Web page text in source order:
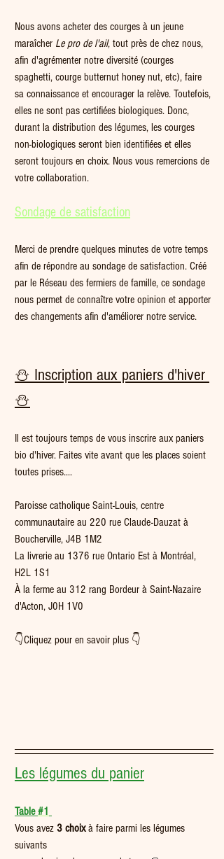
Nous avons acheter des courges à un jeune
maraîcher Le pro de l'ail, tout près de chez nous,
afin d'agrémenter notre diversité (courges
spaghetti, courge butternut honey nut, etc), faire
sa connaissance et encourager la relève. Toutefois,
elles ne sont pas certifiées biologiques. Donc,
durant la distribution des légumes, les courges
non-biologiques seront bien identifiées et elles
seront toujours en choix. Nous vous remercions de
votre collaboration.
Sondage de satisfaction
Merci de prendre quelques minutes de votre temps
afin de répondre au sondage de satisfaction. Créé
par le Réseau des fermiers de famille, ce sondage
nous permet de connaître votre opinion et apporter
des changements afin d'améliorer notre service.
⛄ Inscription aux paniers d'hiver
⛄
Il est toujours temps de vous inscrire aux paniers
bio d'hiver. Faites vite avant que les places soient
toutes prises....
Paroisse catholique Saint-Louis, centre
communautaire au 220 rue Claude-Dauzat à
Boucherville, J4B 1M2
La livrerie au 1376 rue Ontario Est à Montréal,
H2L 1S1
À la ferme au 312 rang Bordeur à Saint-Nazaire
d'Acton, J0H 1V0
👇Cliquez pour en savoir plus 👇
Les légumes du panier
Table #1
Vous avez 3 choix à faire parmi les légumes
suivants